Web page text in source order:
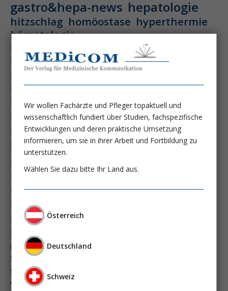
gastro&hepa-news hepatologie
hitzschlag homöostase hyperthermie
hämatologie
hämatologische neoplasie
hämodynamische optimierung
immundysfunktion
immunosep-studie immuntherapie
intensiv-news intensivmedizin
intensivstation intensivversorgung
kdigo-leitlinien lebernekrose
leberzirrhose mangelernährung
masld
multiples myelom nasogastrale sonde
nephro-news nephrologie
niereninsuffizienz
peg-implantationstechniken
perioperative nierenschädigung
pisces-studie
präzisionstherapie
schluckstörung
septischer schock
vasopressortherapie
Wir wollen Fachärzte und Pfleger topaktuell und
wissenschaftlich fundiert über Studien, fachspezifische
Entwicklungen und deren praktische Umsetzung
informieren, um sie in ihrer Arbeit und Fortbildung zu
unterstützen.
Wählen Sie dazu bitte Ihr Land aus.
Österreich
Deutschland
Schweiz